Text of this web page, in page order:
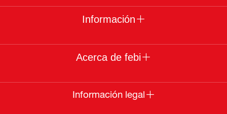
Información
Acerca de febi
Información legal